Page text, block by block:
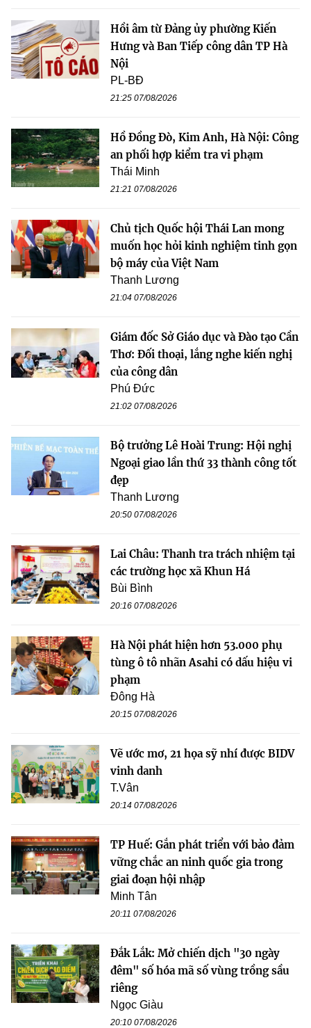
Hồi âm từ Đảng ủy phường Kiến
Hưng và Ban Tiếp công dân TP Hà
Nội
PL-BĐ
21:25 07/08/2026
Hồ Đồng Đò, Kim Anh, Hà Nội: Công
an phối hợp kiểm tra vi phạm
Thái Minh
21:21 07/08/2026
Chủ tịch Quốc hội Thái Lan mong
muốn học hỏi kinh nghiệm tinh gọn
bộ máy của Việt Nam
Thanh Lương
21:04 07/08/2026
Giám đốc Sở Giáo dục và Đào tạo Cần
Thơ: Đối thoại, lắng nghe kiến nghị
của công dân
Phú Đức
21:02 07/08/2026
Bộ trưởng Lê Hoài Trung: Hội nghị
Ngoại giao lần thứ 33 thành công tốt
đẹp
Thanh Lương
20:50 07/08/2026
Lai Châu: Thanh tra trách nhiệm tại
các trường học xã Khun Há
Bùi Bình
20:16 07/08/2026
Hà Nội phát hiện hơn 53.000 phụ
tùng ô tô nhãn Asahi có dấu hiệu vi
phạm
Đông Hà
20:15 07/08/2026
Vẽ ước mơ, 21 họa sỹ nhí được BIDV
vinh danh
T.Vân
20:14 07/08/2026
TP Huế: Gắn phát triển với bảo đảm
vững chắc an ninh quốc gia trong
giai đoạn hội nhập
Minh Tân
20:11 07/08/2026
Đắk Lắk: Mở chiến dịch "30 ngày
đêm" số hóa mã số vùng trồng sầu
riêng
Ngọc Giàu
20:10 07/08/2026